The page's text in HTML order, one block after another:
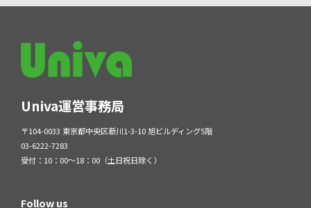
Univa運営事務局
〒104-0033 東京都中央区新川1-3-10 旭ビルディング5階
03-6222-7283
受付：10：00～18：00（土日祝日除く）
Follow us